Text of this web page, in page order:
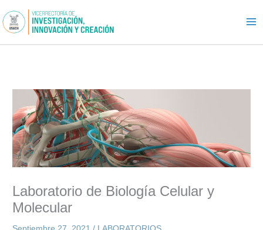
al
contenido
Laboratorio de Biología Celular y
Molecular